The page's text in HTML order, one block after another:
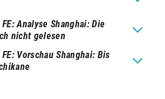
FE: Analyse Shanghai: Die
nicht gelesen
FE: Vorschau Shanghai: Bis